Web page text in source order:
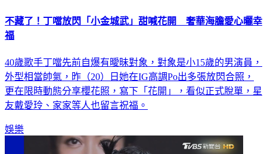
不藏了！丁噹放閃「小金城武」甜喊花開 奢華海膽愛心曬幸
福
40歲歌手丁噹先前自爆有曖昧對象，對象是小15歲的男演員，
外型相當帥氣，昨（20）日她在IG高調Po出多張放閃合照，
更在限時動態分享櫻花照，寫下「花開」，看似正式脫單，星
友戴愛玲、家家等人也留言祝福。
娛樂